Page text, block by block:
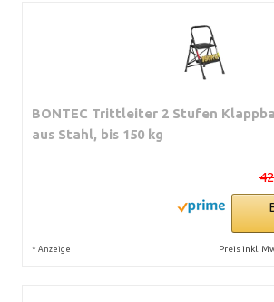
BONTEC Trittleiter 2 Stufen
aus Stahl, bis 150 kg
* Anzeige Preis inkl.